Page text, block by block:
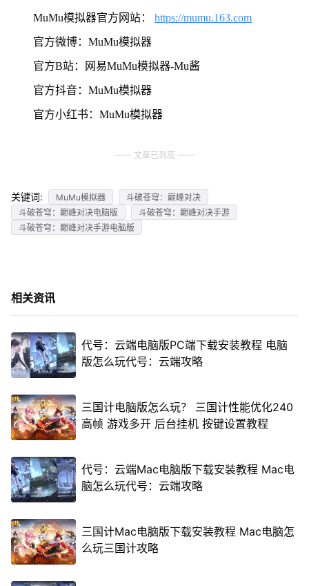
MuMu模拟器官方网站： https://mumu.163.com
官方微博：MuMu模拟器
官方B站：网易MuMu模拟器-Mu酱
官方抖音：MuMu模拟器
官方小红书：MuMu模拟器
文章已到底
关键词: MuMu模拟器
斗破苍穹：巅峰对决
斗破苍穹：巅峰对决电脑版
斗破苍穹：巅峰对决手游
斗破苍穹：巅峰对决手游电脑版
相关资讯
代号：云端电脑版PC端下载安装教程 电脑
版怎么玩代号：云端攻略
三国计电脑版怎么玩？ 三国计性能优化240
高帧 游戏多开 后台挂机 按键设置教程
代号：云端Mac电脑版下载安装教程 Mac电
脑怎么玩代号：云端攻略
三国计Mac电脑版下载安装教程 Mac电脑怎
么玩三国计攻略